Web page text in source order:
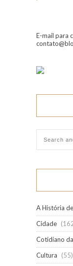
E-mail para
A História
Cidade
Cotidiano
Cultura
(55)